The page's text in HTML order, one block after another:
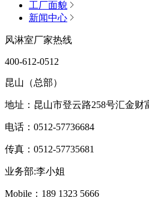
工厂面貌
新闻中心
风淋室厂家热线
400-612-0512
昆山（总部）
地址：昆山市登云路258号汇金财
电话：0512-57736684
传真：0512-57735681
业务部:李小姐
Mobile：189 1323 5666